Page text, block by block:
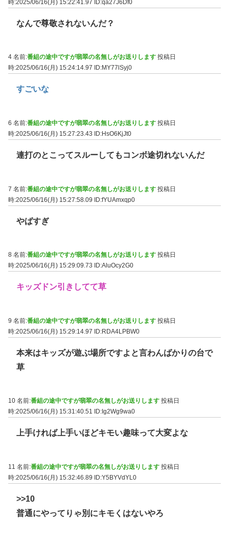
時:2025/06/16(月) 15:22:41.97 ID:qa27J6Df0
なんで尊敬されないんだ？
4 名前:番組の途中ですが翡翠の名無しがお送りします 投稿日
時:2025/06/16(月) 15:24:14.97
ID:MY77lSyj0
すごいな
6 名前:番組の途中ですが翡翠の名無しがお送りします 投稿日
時:2025/06/16(月) 15:27:23.43
ID:HsO6KjJt0
連打のとこってスルーしてもコンボ途切れないんだ
7 名前:番組の途中ですが翡翠の名無しがお送りします 投稿日
時:2025/06/16(月) 15:27:58.09 ID:fYUAmxqp0
やばすぎ
8 名前:番組の途中ですが翡翠の名無しがお送りします 投稿日
時:2025/06/16(月) 15:29:09.73
ID:AluOcy2G0
キッズドン引きしてて草
9 名前:番組の途中ですが翡翠の名無しがお送りします 投稿日
時:2025/06/16(月) 15:29:14.97 ID:RDA4LPBW0
本来はキッズが遊ぶ場所ですよと言わんばかりの台で
草
10 名前:番組の途中ですが翡翠の名無しがお送りします 投稿日
時:2025/06/16(月) 15:31:40.51
ID:Ig2Wg9wa0
上手ければ上手いほどキモい趣味って大変よな
11 名前:番組の途中ですが翡翠の名無しがお送りします 投稿日
時:2025/06/16(月) 15:32:46.89
ID:Y5BYVdYL0
>>10
普通にやってりゃ別にキモくはないやろ